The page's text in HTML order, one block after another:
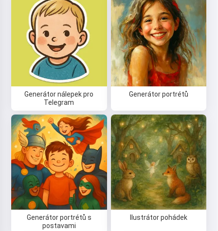
Generátor nálepek pro
Telegram
Generátor portrétů
Generátor portrétů s
postavami
Ilustrátor pohádek